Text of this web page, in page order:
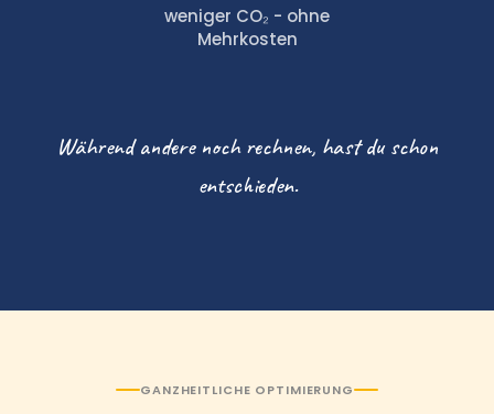
weniger CO₂ - ohne
Mehrkosten
Während andere noch rechnen, hast du schon
entschieden.
GANZHEITLICHE OPTIMIERUNG